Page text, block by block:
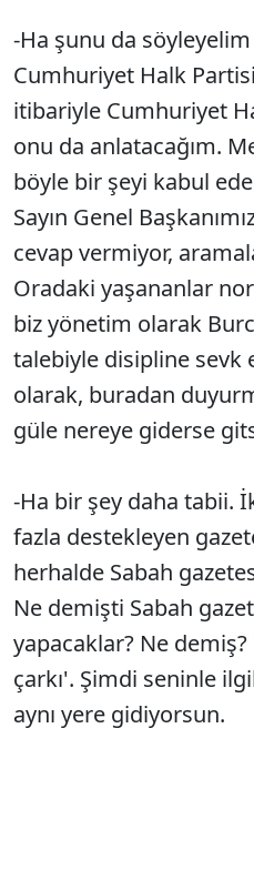
-Ha şunu da
Cumhuriyet Halk
itibariyle Cumhuriyet
onu da anlatacağım.
böyle bir şeyi kabul
Sayın Genel
cevap vermiyor,
Oradaki yaşananlar
biz yönetim olarak
talebiyle disipline sevk
olarak, buradan
güle nereye giderse
-Ha bir şey daha tabii.
fazla destekleyen
herhalde Sabah
Ne demişti Sabah
yapacaklar? Ne
çarkı'. Şimdi seninle
aynı yere gidiyorsun.